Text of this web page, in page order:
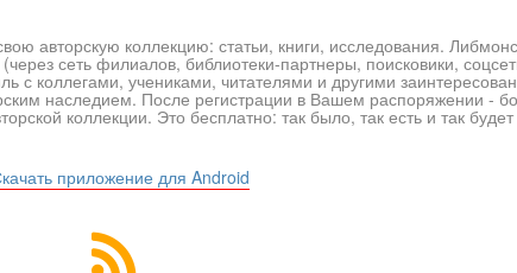
авторскую коллекцию: статьи, книги, исследования.
сеть филиалов, библиотеки-партнеры, поисковики,
с коллегами, учениками, читателями и другими
наследием. После регистрации в Вашем распоряжении -
коллекции. Это бесплатно: так было, так есть и так будет
приложение для Android